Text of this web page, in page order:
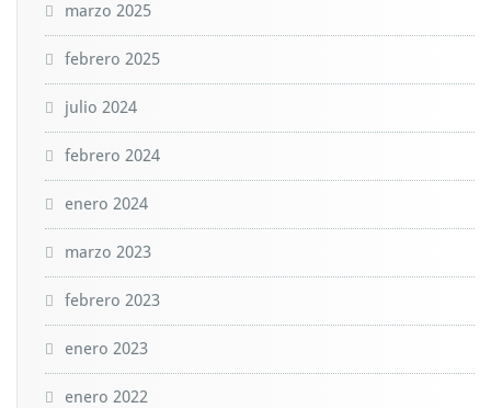
marzo 2025
febrero 2025
julio 2024
febrero 2024
enero 2024
marzo 2023
febrero 2023
enero 2023
enero 2022